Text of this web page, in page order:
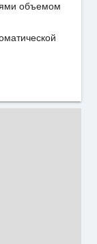
объемом